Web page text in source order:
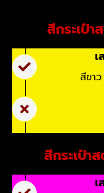
สีกระเป๋
สีขา
สีกระเป๋า